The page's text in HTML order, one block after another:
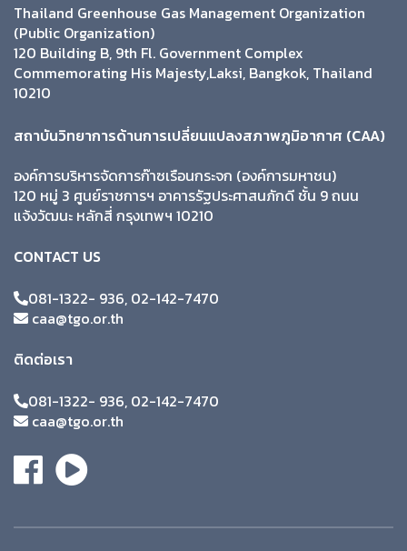
Thailand Greenhouse Gas Management Organization
(Public Organization)
120 Building B, 9th Fl. Government Complex
Commemorating His Majesty,Laksi, Bangkok, Thailand
10210
สถาบันวิทยาการด้านการเปลี่ยนแปลงสภาพภูมิอากาศ (CAA)
องค์การบริหารจัดการก๊าซเรือนกระจก (องค์การมหาชน)
120 หมู่ 3 ศูนย์ราชการฯ อาคารรัฐประศาสนภักดี ชั้น 9 ถนน
แจ้งวัฒนะ หลักสี่ กรุงเทพฯ 10210
CONTACT US
081-1322- 936, 02-142-7470
caa@tgo.or.th
ติดต่อเรา
081-1322- 936, 02-142-7470
caa@tgo.or.th